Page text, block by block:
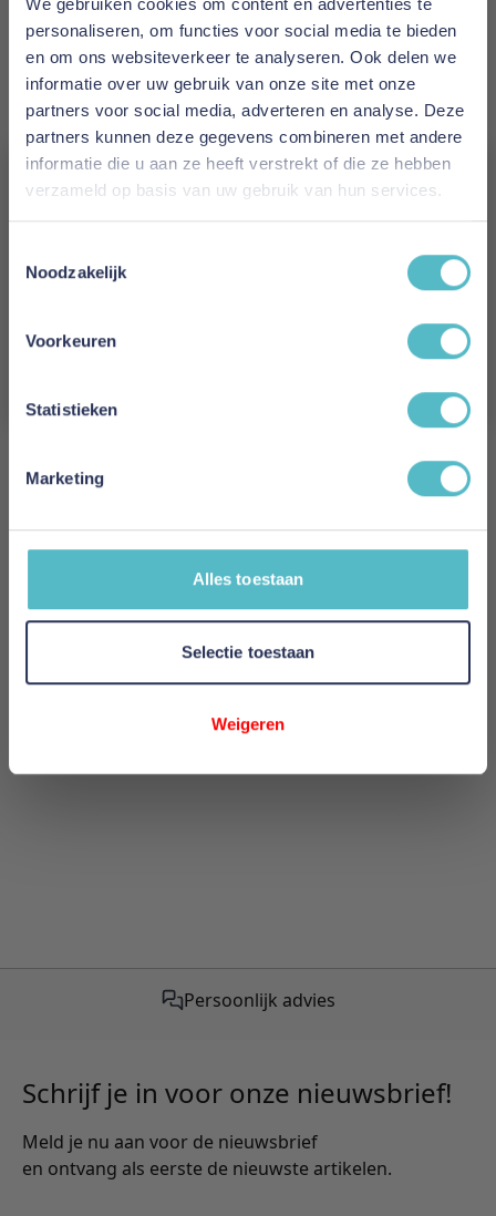
personaliseren, om functies voor social media te bieden
en om ons websiteverkeer te analyseren. Ook delen we
informatie over uw gebruik van onze site met onze
partners voor social media, adverteren en analyse. Deze
partners kunnen deze gegevens combineren met andere
informatie die u aan ze heeft verstrekt of die ze hebben
verzameld op basis van uw gebruik van hun services.
Noodzakelijk
Voorkeuren
Statistieken
Marketing
Alles toestaan
Selectie toestaan
Weigeren
Levertijd
1 tot 10 werkdagen
Maat
160 x 200 cm
Reviews
Schrijf uw eigen review
Poldimar Tweepersoonsbed PAXOS
160 x 200 cm
Review
Review versturen
Terms of Serviceapply.
Persoonlijk advies
Schrijf je in voor onze nieuwsbrief!
Meld je nu aan voor de nieuwsbrief
en ontvang als eerste de nieuwste artikelen.
E-mail